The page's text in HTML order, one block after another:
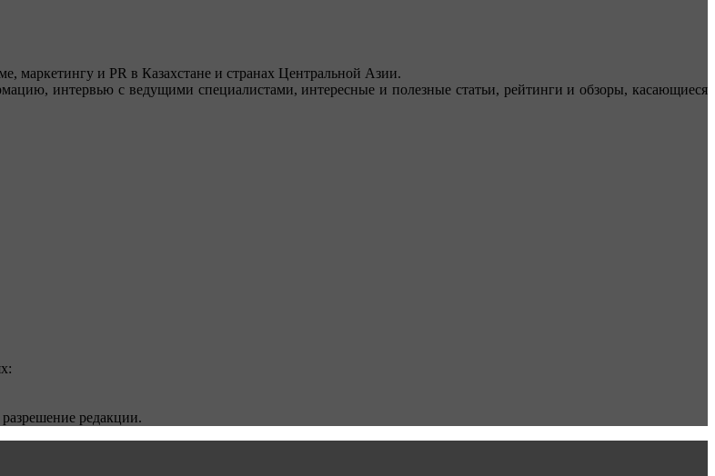
маркетингу и PR в Казахстане и странах Центральной Азии.
интервью с ведущими специалистами, интересные и полезные статьи, рейтинги и обзоры, касающиеся
редакции.